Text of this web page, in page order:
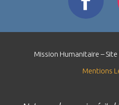
Mission Humanitaire –
Mentions